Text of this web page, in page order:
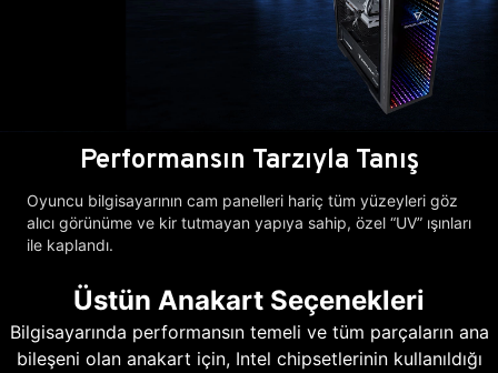
Performansın Tarzıyla Tanış
Oyuncu bilgisayarının cam panelleri hariç tüm yüzeyleri göz
alıcı görünüme ve kir tutmayan yapıya sahip, özel “UV” ışınları
ile kaplandı.
Üstün Anakart Seçenekleri
Bilgisayarında performansın temeli ve tüm parçaların ana
bileşeni olan anakart için, Intel chipsetlerinin kullanıldığı